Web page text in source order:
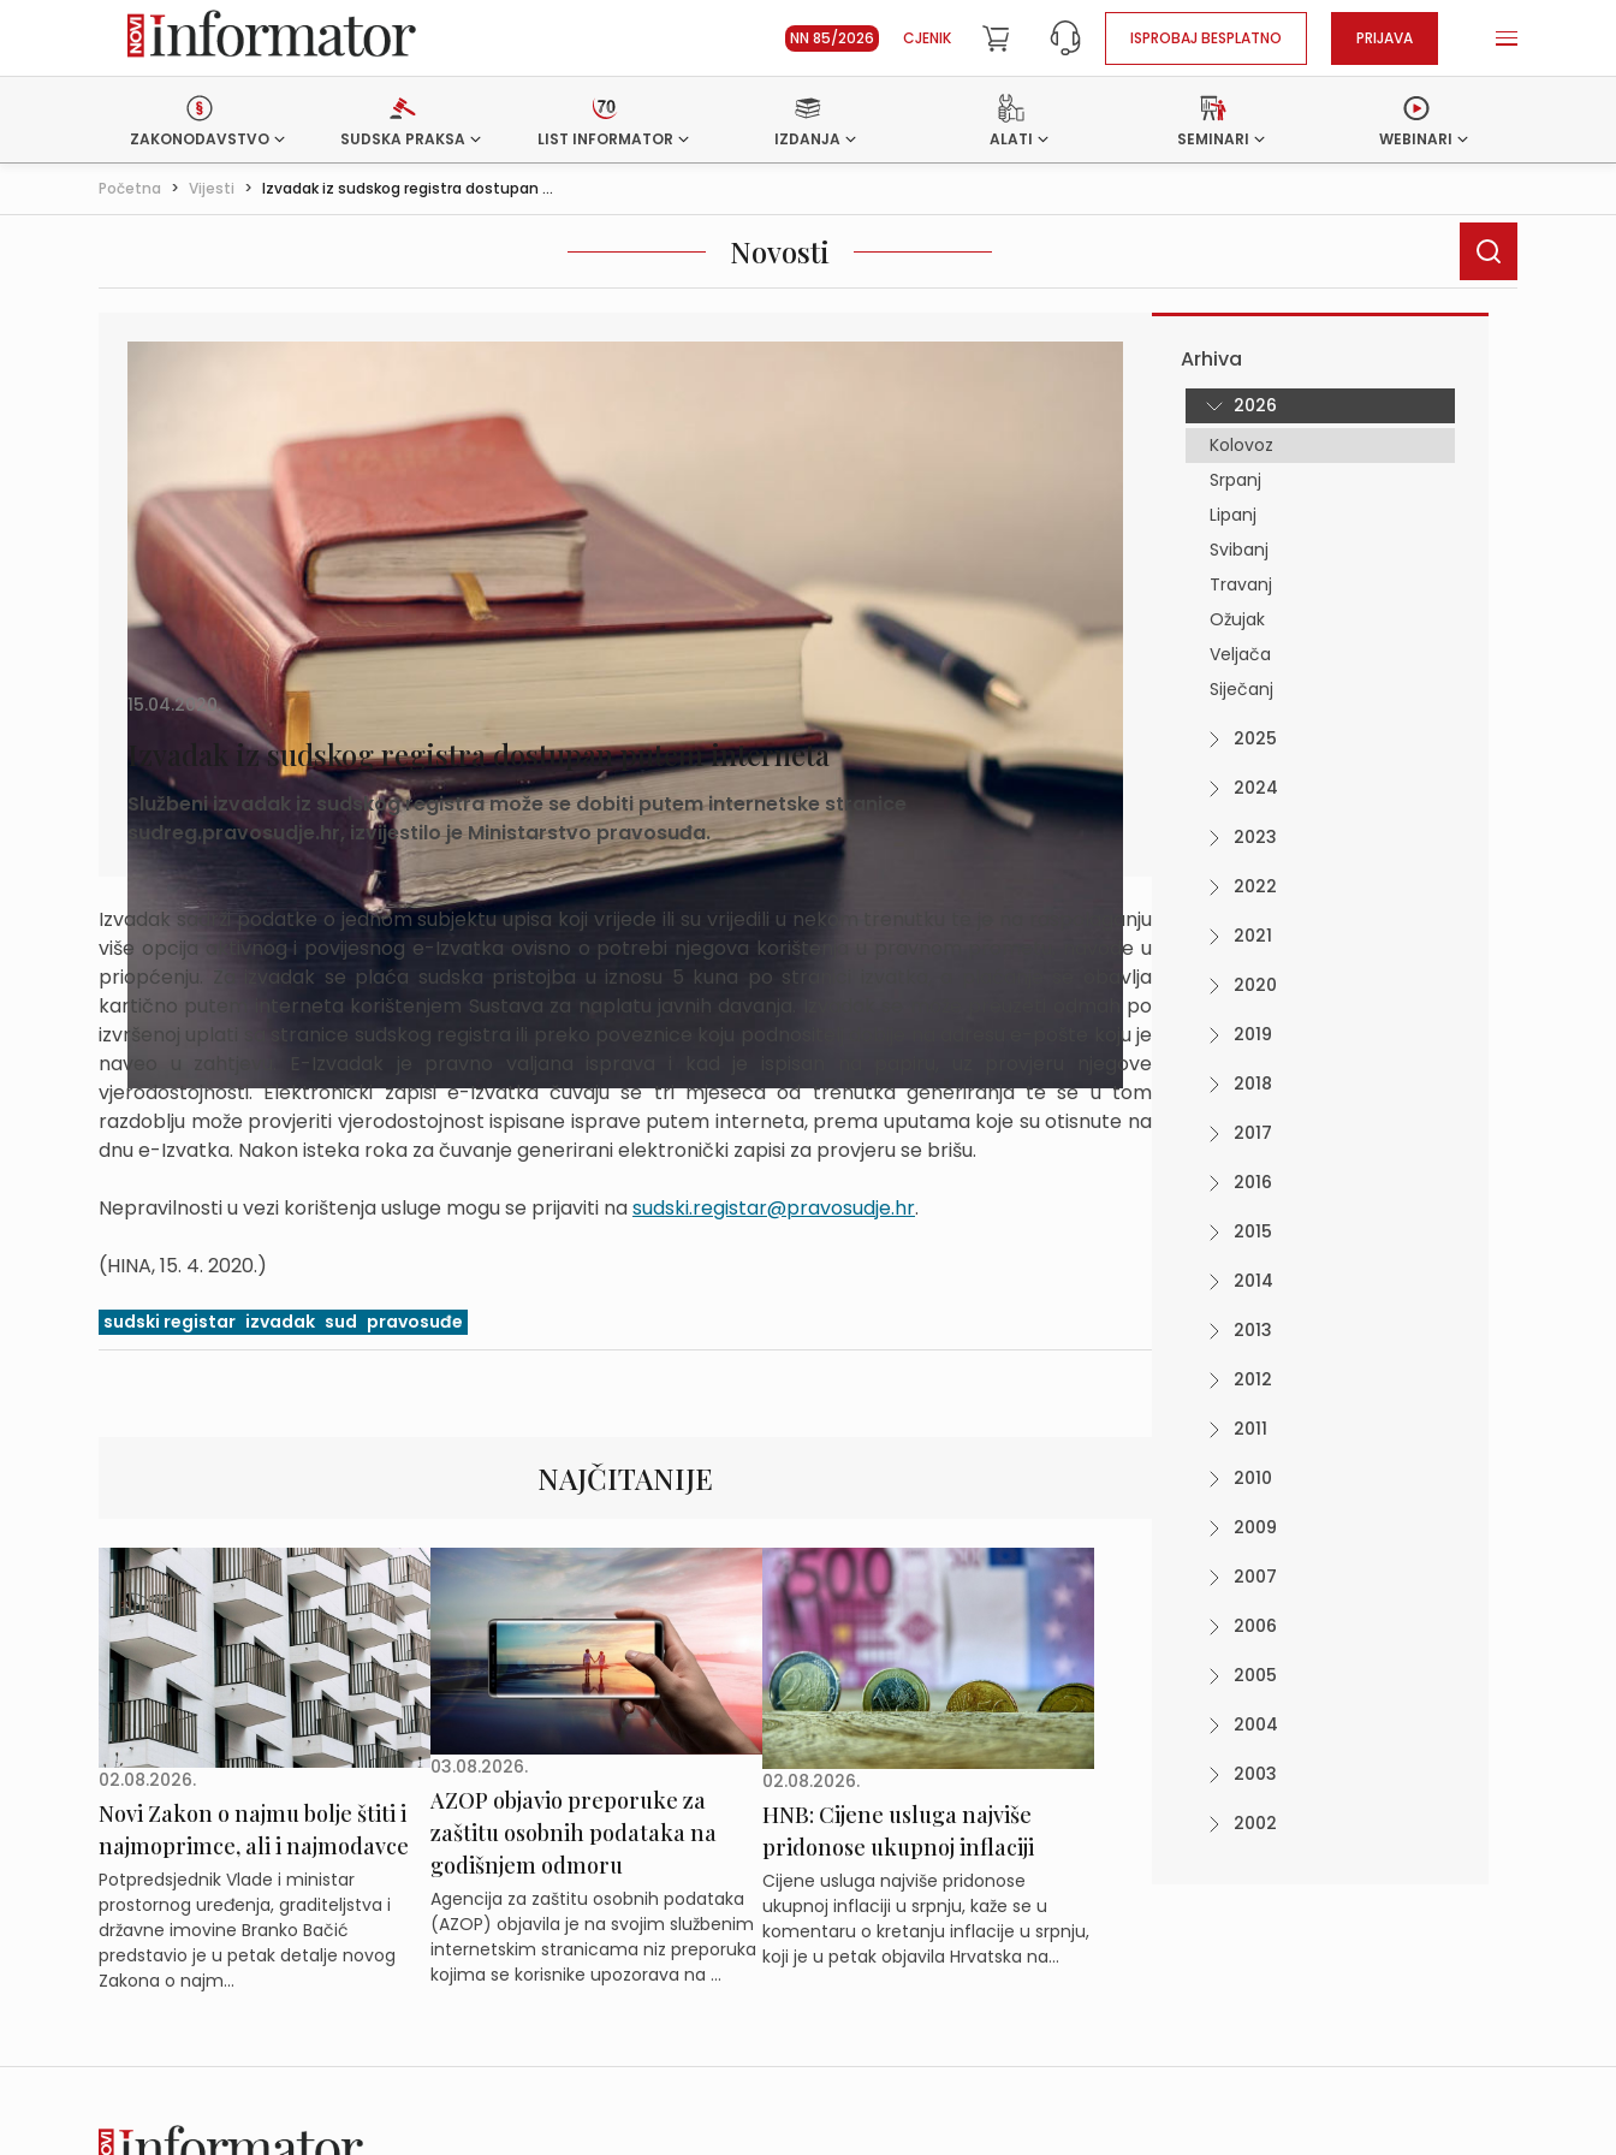
NN 85/2026 CJENIK ISPROBAJ BESPLATNO PRIJAVA
ZAKONODAVSTVO SUDSKA PRAKSA LIST INFORMATOR IZDANJA ALATI SEMINARI WEBINARI
Početna > Vijesti > Izvadak iz sudskog registra dostupan ...
Novosti
15.04.2020.
Izvadak iz sudskog registra dostupan putem interneta
Službeni izvadak iz sudskog registra može se dobiti putem internetske stranice
sudreg.pravosudje.hr, izvijestilo je Ministarstvo pravosuđa.
Izvadak sadrži podatke o jednom subjektu upisa koji vrijede ili su vrijedili u nekom trenutku te je na raspolaganju
više opcija aktivnog i povijesnog e-Izvatka ovisno o potrebi njegova korištenja u pravnom prometu, navode u
priopćenju. Za izvadak se plaća sudska pristojba u iznosu 5 kuna po stranici izvatka, a plaćanje se obavlja
kartično putem interneta korištenjem Sustava za naplatu javnih davanja. Izvadak se može preuzeti odmah po
izvršenoj uplati sa stranice sudskog registra ili preko poveznice koju podnositelj dobije na adresu e-pošte koju je
naveo u zahtjevu. E-Izvadak je pravno valjana isprava i kad je ispisan na papiru, uz provjeru njegove
vjerodostojnosti. Elektronički zapisi e-Izvatka čuvaju se tri mjeseca od trenutka generiranja te se u tom
razdoblju može provjeriti vjerodostojnost ispisane isprave putem interneta, prema uputama koje su otisnute na
dnu e-Izvatka. Nakon isteka roka za čuvanje generirani elektronički zapisi za provjeru se brišu.
Nepravilnosti u vezi korištenja usluge mogu se prijaviti nasudski.registar@pravosudje.hr.
(HINA, 15. 4. 2020.)
sudski registar izvadak sud pravosuđe
NAJČITANIJE
02.08.2026.
Novi Zakon o najmu bolje štiti i
najmoprimce, ali i najmodavce
Potpredsjednik Vlade i ministar
prostornog uređenja, graditeljstva i
državne imovine Branko Bačić
predstavio je u petak detalje novog
Zakona o najm...
03.08.2026.
AZOP objavio preporuke za
zaštitu osobnih podataka na
godišnjem odmoru
Agencija za zaštitu osobnih podataka
(AZOP) objavila je na svojim službenim
internetskim stranicama niz preporuka
kojima se korisnike upozorava na ...
02.08.2026.
HNB: Cijene usluga najviše
pridonose ukupnoj inflaciji
Cijene usluga najviše pridonose
ukupnoj inflaciji u srpnju, kaže se u
komentaru o kretanju inflacije u srpnju,
koji je u petak objavila Hrvatska na...
Arhiva
2026
Kolovoz
Srpanj
Lipanj
Svibanj
Travanj
Ožujak
Veljača
Siječanj
2025
2024
2023
2022
2021
2020
2019
2018
2017
2016
2015
2014
2013
2012
2011
2010
2009
2007
2006
2005
2004
2003
2002